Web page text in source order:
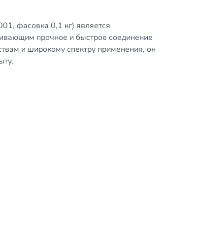
фасовка 0,1 кг) является
прочное и быстрое соединение
и широкому спектру применения, он